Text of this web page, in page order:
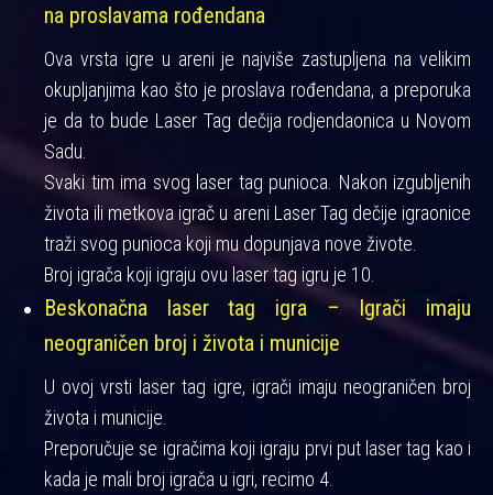
na proslavama rođendana
Ova vrsta igre u areni je najviše zastupljena na velikim
okupljanjima kao što je proslava rođendana, a preporuka
je da to bude Laser Tag dečija rodjendaonica u Novom
Sadu.
Svaki tim ima svog laser tag punioca. Nakon izgubljenih
života ili metkova igrač u areni Laser Tag dečije igraonice
traži svog punioca koji mu dopunjava nove živote.
Broj igrača koji igraju ovu laser tag igru je 10.
Beskonačna laser tag igra – Igrači imaju
neograničen broj i života i municije
U ovoj vrsti laser tag igre, igrači imaju neograničen broj
života i municije.
Preporučuje se igračima koji igraju prvi put laser tag kao i
kada je mali broj igrača u igri, recimo 4.